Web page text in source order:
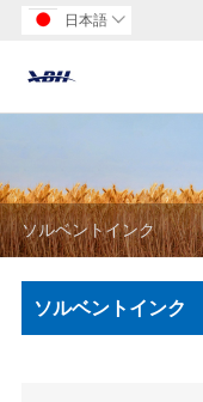
日本語 
ソルベントインク
ソルベントインク